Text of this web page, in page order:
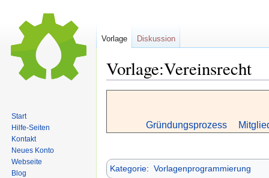
Vorlage:Vereinsrecht
Gründungsprozess
Kategorie: Vorlagenprogrammierung
Vorlage Diskussion
Start
Hilfe-Seiten
Kontakt
Neues Konto
Webseite
Blog